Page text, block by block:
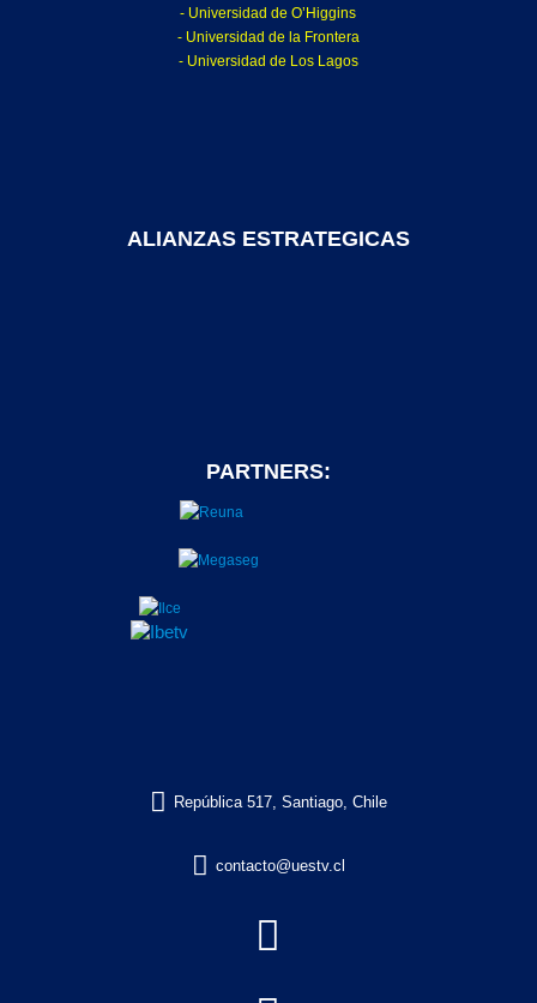
- Universidad de O’Higgins
- Universidad de la Frontera
- Universidad de Los Lagos
ALIANZAS ESTRATEGICAS
PARTNERS:
 República 517, Santiago, Chile
 contacto@uestv.cl
